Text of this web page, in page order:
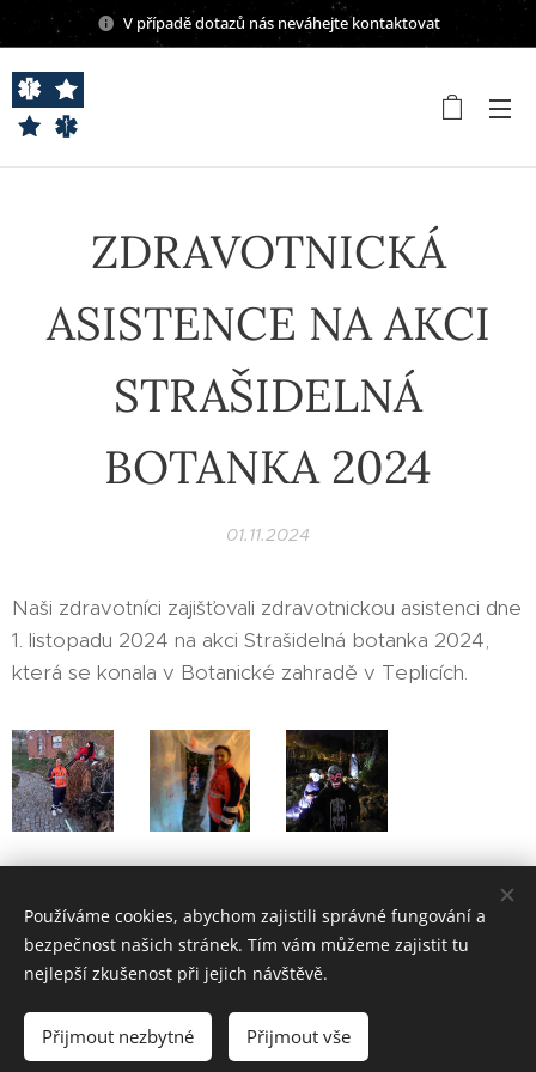
V případě dotazů nás neváhejte kontaktovat
ZDRAVOTNICKÁ
ASISTENCE NA AKCI
STRAŠIDELNÁ
BOTANKA 2024
01.11.2024
Naši zdravotníci zajišťovali zdravotnickou asistenci dne
1. listopadu 2024 na akci Strašidelná botanka 2024,
která se konala v Botanické zahradě v Teplicích.
Share
HVĚZDY ŽIVOTA z.s., Úzká 3, 417 31 Novosedlice, tel.: 608 306
259
Používáme cookies, abychom zajistili správné fungování a
bezpečnost našich stránek. Tím vám můžeme zajistit tu
nejlepší zkušenost při jejich návštěvě.
Přijmout nezbytné Přijmout vše